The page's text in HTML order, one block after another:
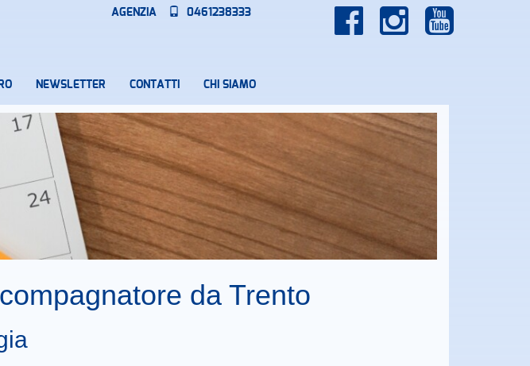
AGENZIA 0461238333
NEWSLETTER CONTATTI CHI SIAMO
da Trento